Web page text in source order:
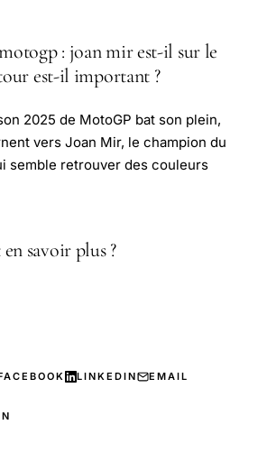
: joan mir est-il sur le
est-il important ?
2025 de MotoGP bat son plein,
vers Joan Mir, le champion du
semble retrouver des couleurs
savoir plus ?
LINKEDIN EMAIL